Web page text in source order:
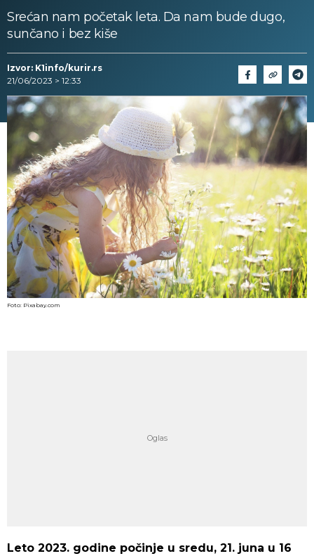
Srećan nam početak leta. Da nam bude dugo,
sunčano i bez kiše
Izvor: K1info/kurir.rs
21/06/2023 > 12:33
Foto: Pixabay.com
Leto 2023. godine počinje u sredu, 21. juna u 16